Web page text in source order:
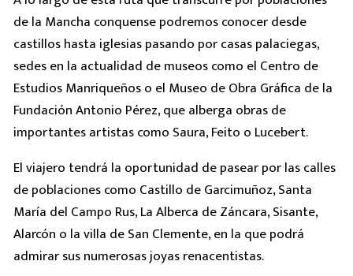
de la Mancha conquense podremos conocer desde
castillos hasta iglesias pasando por casas palaciegas,
sedes en la actualidad de museos como el Centro de
Estudios Manriqueños o el Museo de Obra Gráfica de la
Fundación Antonio Pérez, que alberga obras de
importantes artistas como Saura, Feito o Lucebert.
El viajero tendrá la oportunidad de pasear por las calles
de poblaciones como Castillo de Garcimuñoz, Santa
María del Campo Rus, La Alberca de Záncara, Sisante,
Alarcón o la villa de San Clemente, en la que podrá
admirar sus numerosas joyas renacentistas.